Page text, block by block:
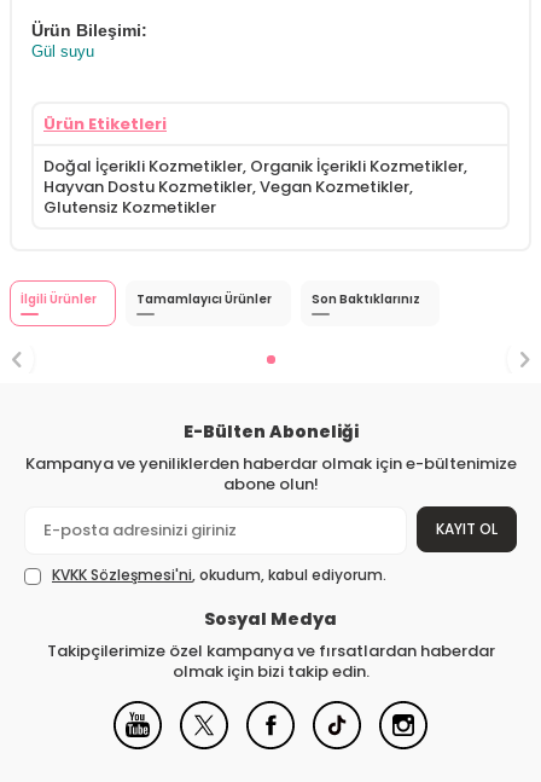
Ürün Bileşimi:
Gül suyu
Ürün Etiketleri
Doğal İçerikli Kozmetikler, Organik İçerikli Kozmetikler,
Hayvan Dostu Kozmetikler,Vegan Kozmetikler,
Glutensiz Kozmetikler
İlgili Ürünler Tamamlayıcı Ürünler Son Baktıklarınız
E-Bülten Aboneliği
Kampanya ve yeniliklerden haberdar olmak için e-bültenimize
abone olun!
KAYIT OL
KVKK Sözleşmesi'ni, okudum, kabul ediyorum.
Sosyal Medya
Takipçilerimize özel kampanya ve fırsatlardan haberdar
olmak için bizi takip edin.